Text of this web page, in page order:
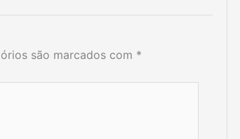
são marcados com *